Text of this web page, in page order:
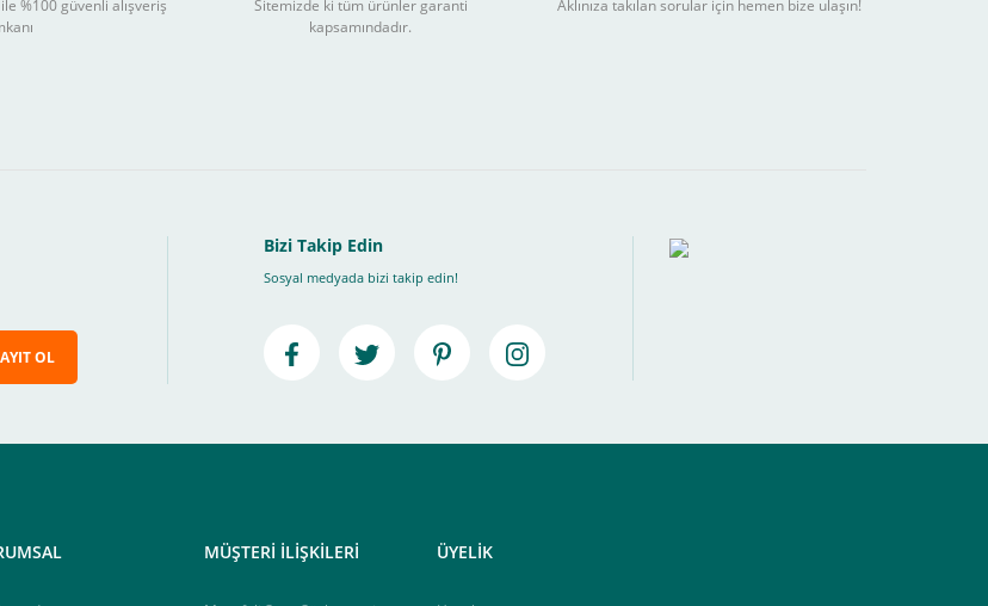
peşin fiyatına 3 Taksit seçenekleri bankaya göre değişebilir
üzerinden tıklayarak 3D Secure güvenli ödeme ile ödemenizi tamamlayabilirsiniz ,
%100 güvenli alışveriş
Sitemizde ki tüm ürünler garanti
kapsamındadır.
Aklınıza takılan sorular için hemen bize ulaşın!
OL
Bizi Takip Edin
Sosyal medyada bizi takip edin!
MÜŞTERİ İLİŞKİLERİ ÜYELİK